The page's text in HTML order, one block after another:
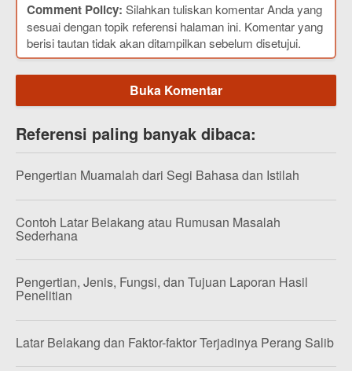
Comment Policy: Silahkan tuliskan komentar Anda yang
sesuai dengan topik referensi halaman ini. Komentar yang
berisi tautan tidak akan ditampilkan sebelum disetujui.
Buka Komentar
Referensi paling banyak dibaca:
Pengertian Muamalah dari Segi Bahasa dan Istilah
Contoh Latar Belakang atau Rumusan Masalah
Sederhana
Pengertian, Jenis, Fungsi, dan Tujuan Laporan Hasil
Penelitian
Latar Belakang dan Faktor-faktor Terjadinya Perang Salib